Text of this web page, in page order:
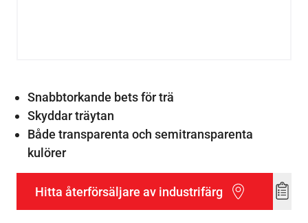
Snabbtorkande bets för trä
Skyddar träytan
Både transparenta och semitransparenta
kulörer
Hitta återförsäljare av industrifärg
Add